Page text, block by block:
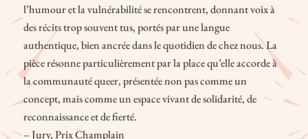
l’humour et la vulnérabilité se rencontrent, donnant voix à
des récits trop souvent tus, portés par une langue
authentique, bien ancrée dans le quotidien de chez nous. La
pièce résonne particulièrement par la place qu’elle accorde à
la communauté queer, présentée non pas comme un
concept, mais comme un espace vivant de solidarité, de
reconnaissance et de fierté.
– Jury, Prix Champlain